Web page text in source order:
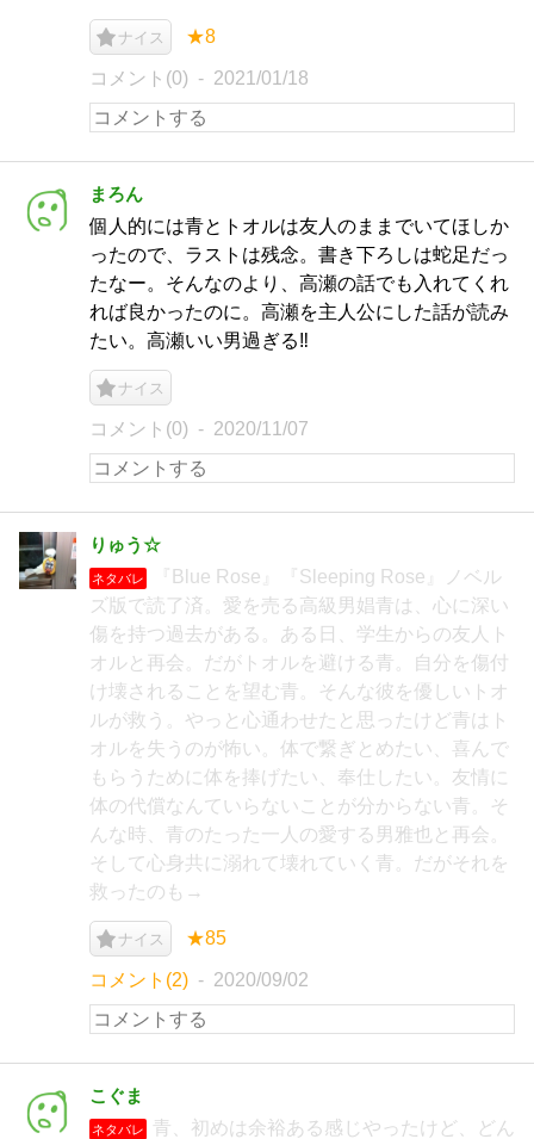
ナイス ★8
コメント(0) 2021/01/18
まろん
個人的には青とトオルは友人のままでいてほしか
ったので、ラストは残念。書き下ろしは蛇足だっ
たなー。そんなのより、高瀬の話でも入れてくれ
れば良かったのに。高瀬を主人公にした話が読み
たい。高瀬いい男過ぎる‼
ナイス
コメント(0) 2020/11/07
りゅう☆
ネタバレ
『Blue Rose』『Sleeping Rose』ノベル
ズ版で読了済。愛を売る高級男娼青は、心に深い
傷を持つ過去がある。ある日、学生からの友人ト
オルと再会。だがトオルを避ける青。自分を傷付
け壊されることを望む青。そんな彼を優しいトオ
ルが救う。やっと心通わせたと思ったけど青はト
オルを失うのが怖い。体で繋ぎとめたい、喜んで
もらうために体を捧げたい、奉仕したい。友情に
体の代償なんていらないことが分からない青。そ
んな時、青のたった一人の愛する男雅也と再会。
そして心身共に溺れて壊れていく青。だがそれを
救ったのも→
ナイス ★85
コメント(2) 2020/09/02
こぐま
ネタバレ
青、初めは余裕ある感じやったけど、どん